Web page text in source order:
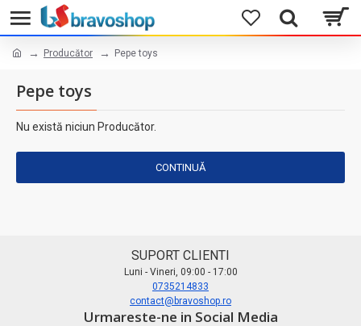
Producător Pepe toys
Pepe toys
Nu există niciun Producător.
CONTINUĂ
SUPORT CLIENTI
Luni - Vineri, 09:00 - 17:00
0735214833
contact@bravoshop.ro
Urmareste-ne in Social Media